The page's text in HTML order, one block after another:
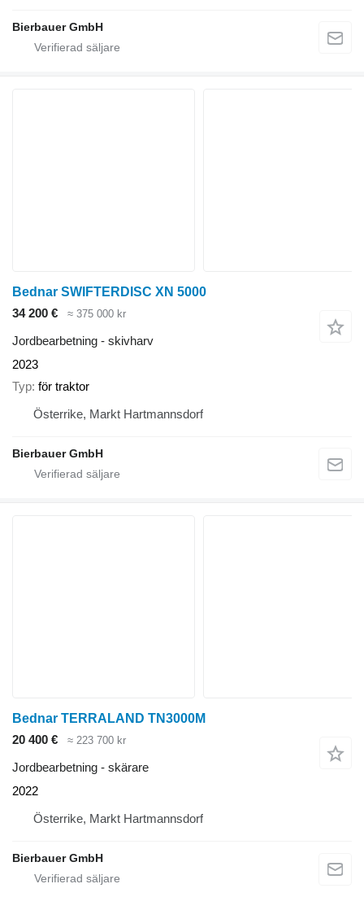
Bierbauer GmbH
Bednar SWIFTERDISC XN 5000
34 200 €
≈ 375 000 kr
Jordbearbetning - skivharv
2023
Typ för traktor
Österrike, Markt Hartmannsdorf
Bierbauer GmbH
Bednar TERRALAND TN3000M
20 400 €
≈ 223 700 kr
Jordbearbetning - skärare
2022
Österrike, Markt Hartmannsdorf
Bierbauer GmbH